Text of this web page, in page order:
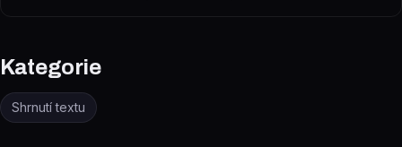
Kategorie
Shrnutí textu